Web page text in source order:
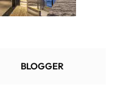
BLOGGER